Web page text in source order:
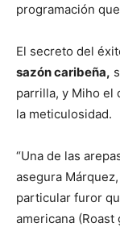
programación
El secreto del
sazón caribeña,
parrilla, y Miho el
la meticulosidad.
“Una de las
asegura
particular furor
americana